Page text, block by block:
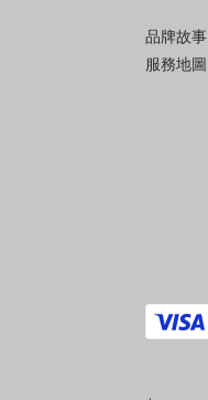
品牌故事
服務地圖